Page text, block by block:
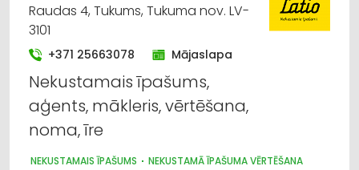
Raudas 4, Tukums, Tukuma nov. LV-
3101
+371 25663078 Mājaslapa
Nekustamais īpašums,
aģents, mākleris, vērtēšana,
noma, īre
NEKUSTAMAIS ĪPAŠUMS
NEKUSTAMĀ ĪPAŠUMA VĒRTĒŠANA